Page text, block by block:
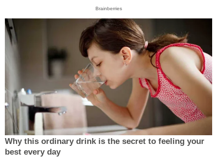
Brainberries
Why this ordinary drink is the secret to feeling your
best every day